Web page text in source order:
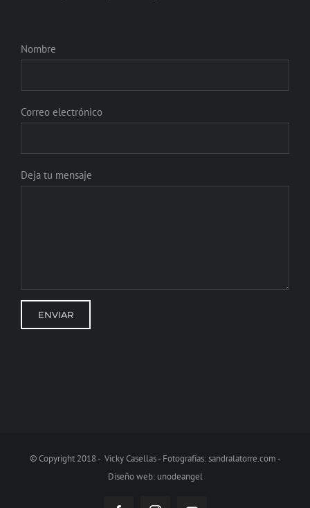
Nombre
Correo electrónico
Deja tu mensaje
© Copyright 2018 - Vicky Casellas - Fotografías:sandralatorre.com-
Diseño web: unodeangel